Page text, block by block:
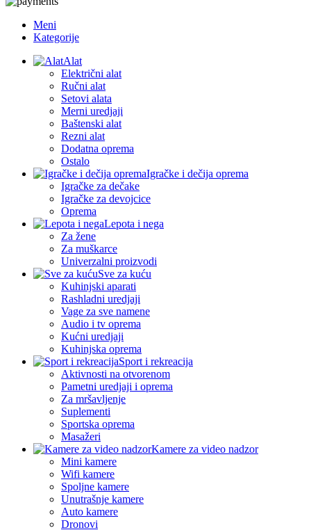
Meni
Kategorije
Alat
Električni alat
Ručni alat
Setovi alata
Merni uredjaji
Baštenski alat
Rezni alat
Dodatna oprema
Ostalo
Igračke i dečija oprema
Igračke za dečake
Igračke za devojcice
Oprema
Lepota i nega
Za žene
Za muškarce
Univerzalni proizvodi
Sve za kuću
Kuhinjski aparati
Rashladni uredjaji
Vage za sve namene
Audio i tv oprema
Kućni uredjaji
Kuhinjska oprema
Sport i rekreacija
Aktivnosti na otvorenom
Pametni uredjaji i oprema
Za mršavljenje
Suplementi
Sportska oprema
Masažeri
Kamere za video nadzor
Mini kamere
Wifi kamere
Spoljne kamere
Unutrašnje kamere
Auto kamere
Dronovi